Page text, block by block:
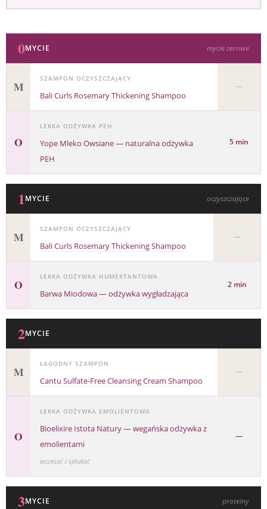
0MYCIE mycie zerowe
M
SZAMPON OCZYSZCZAJĄCY
Bali Curls Rosemary Thickening Shampoo
—
O
LEKKA ODŻYWKA PEH
Yope Mleko Owsiane — naturalna odżywka
PEH
5 min
1MYCIE oczyszczające
M
SZAMPON OCZYSZCZAJĄCY
Bali Curls Rosemary Thickening Shampoo
—
O
LEKKA ODŻYWKA HUMEKTANTOWA
Barwa Miodowa — odżywka wygładzająca
2 min
2MYCIE
M
ŁAGODNY SZAMPON
Cantu Sulfate-Free Cleansing Cream Shampoo
—
O
LEKKA ODŻYWKA EMOLIENTOWA
Bioelixire Istota Natury — wegańska odżywka z
emolientami
wczesać i spłukać
—
3MYCIE proteiny